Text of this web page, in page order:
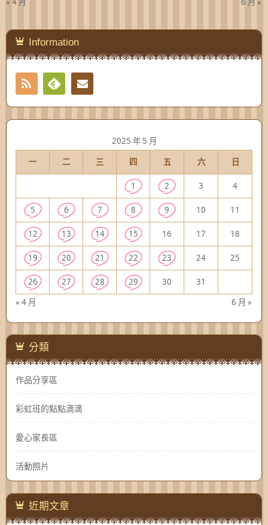
Information
RSS
Feedly
2025 年 5 月
一
二 三 四 五 六 日
« 4 月 6 月 »
1 2 3 4
5 6 7 8 9 10 11
12 13 14 15 16 17 18
19 20 21 22 23 24 25
26 27 28 29 30 31
分類
作品分享區
彩虹班的點點滴滴
愛心家長區
活動照片
近期文章